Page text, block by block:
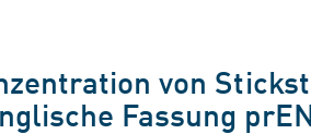
von
Fassung